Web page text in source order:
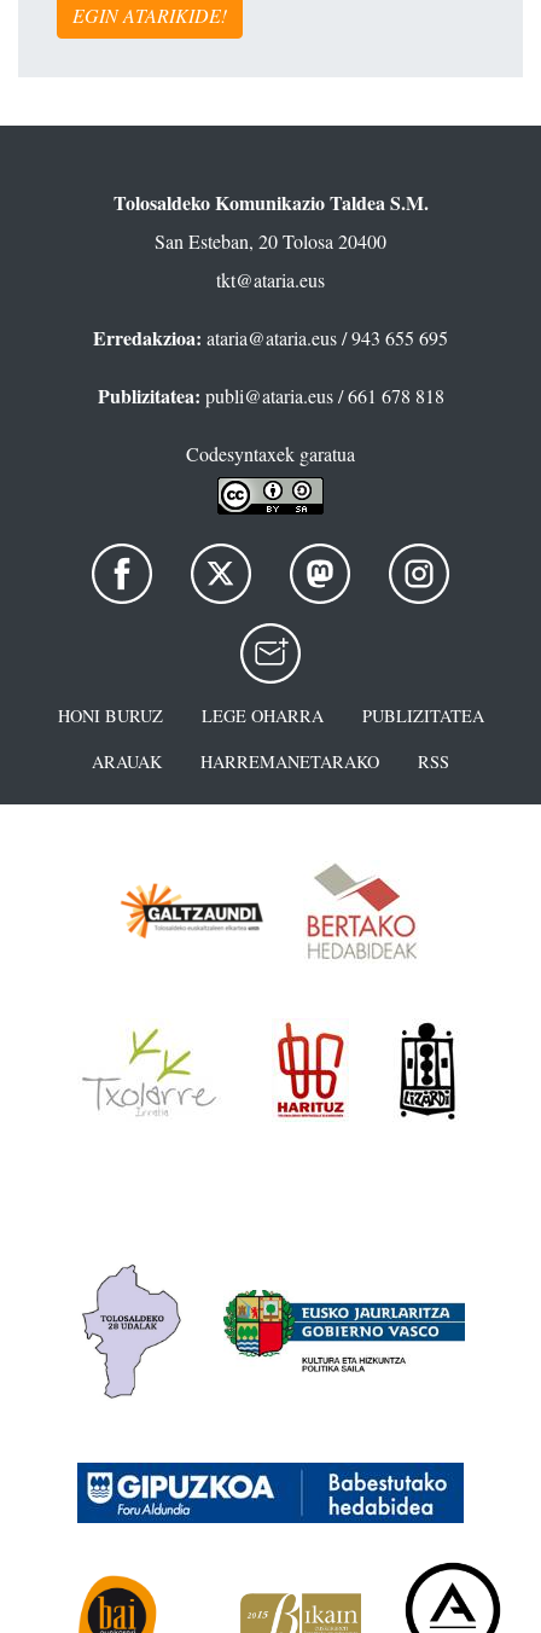
EGIN ATARIKIDE!
Tolosaldeko Komunikazio Taldea S.M.
San Esteban, 20 Tolosa 20400
tkt@ataria.eus
Erredakzioa: ataria@ataria.eus/ 943 655 695
Publizitatea: publi@ataria.eus/ 661 678 818
Codesyntaxek garatua
HONI BURUZ LEGE OHARRA
PUBLIZITATEA
ARAUAK
HARREMANETARAKO RSS